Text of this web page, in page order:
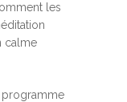
les
calme